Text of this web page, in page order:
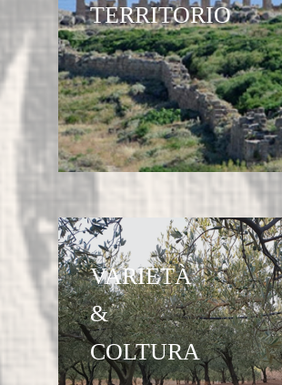
TERRITORIO
VARIETÀ
&
COLTURA